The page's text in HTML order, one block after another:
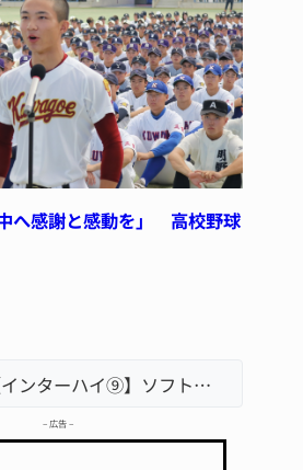
へ感謝と感動を」 高校野球
【インターハイ⑨】ソフトテニス ミス減らし上位狙う 近大高専
– 広告 –